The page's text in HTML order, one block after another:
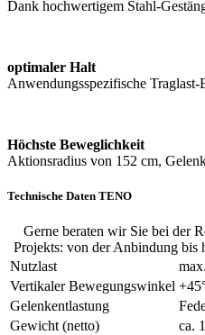
Dank hochwertigem Stahl-
optimaler Halt
Anwendungsspezifische
Höchste Beweglichkeit
Aktionsradius von 152 cm,
Technische Daten TENO
Gerne beraten wir Sie bei der
Projekts: von der Anbindung bis
Nutzlast
Vertikaler Bewegungswinkel
Gelenkentlastung
Gewicht (netto)
ca.